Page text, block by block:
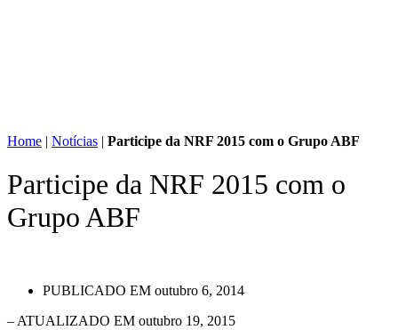
Home | Notícias | Participe da NRF 2015 com o Grupo ABF
Participe da NRF 2015 com o
Grupo ABF
PUBLICADO EM outubro 6, 2014
– ATUALIZADO EM outubro 19, 2015